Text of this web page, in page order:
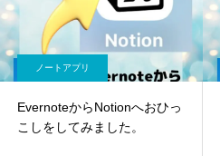
ノートアプリ
EvernoteからNotionへおひっ
こしをしてみました。